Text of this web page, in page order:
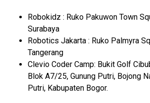
Robokidz : Ruko Pakuwon Town
Surabaya
Robotics Jakarta : Ruko Palmyra
Tangerang
Clevio Coder Camp: Bukit Golf
Blok A7/25, Gunung Putri, Bojong
Putri, Kabupaten Bogor.